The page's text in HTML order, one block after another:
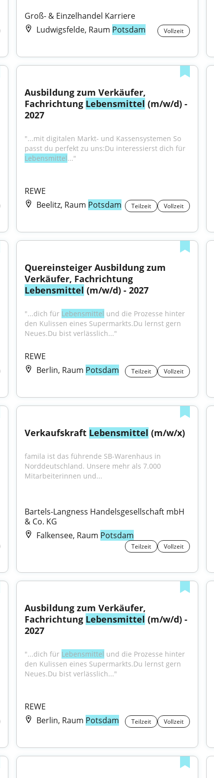
Groß- & Einzelhandel Karriere
Ludwigsfelde, Raum Potsdam Vollzeit
Ausbildung zum Verkäufer,
Fachrichtung Lebensmittel (m/w/d) -
2027
"...mit digitalen Markt- und Kassensystemen So
Lebensmittel..."
REWE
Beelitz, Raum Potsdam Teilzeit Vollzeit
Quereinsteiger Ausbildung zum
Lebensmittel (m/w/d) - 2027
"...dich für Lebensmittel und die Prozesse hinter
den Kulissen eines Supermarkts.Du lernst gern
Neues.Du bist verlässlich..."
REWE
Berlin, Raum Potsdam Teilzeit Vollzeit
Verkaufskraft Lebensmittel (m/w/x)
famila ist das führende SB-Warenhaus in
Norddeutschland. Unsere mehr als 7.000
Mitarbeiterinnen und...
Bartels-Langness Handelsgesellschaft mbH
& Co. KG
Falkensee, Raum Potsdam
Teilzeit Vollzeit
Ausbildung zum Verkäufer,
Fachrichtung Lebensmittel (m/w/d) -
2027
"...dich für Lebensmittel und die Prozesse hinter
den Kulissen eines Supermarkts.Du lernst gern
Neues.Du bist verlässlich..."
REWE
Berlin, Raum Potsdam Teilzeit Vollzeit